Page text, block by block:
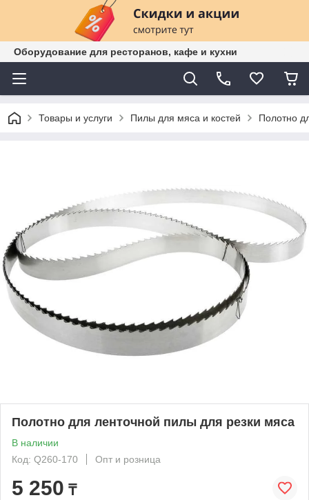
Оборудование для ресторанов, кафе и кухни
Товары и услуги Пилы для мяса и костей Полотно
Полотно для ленточной пилы для резки мяса
В наличии
Код: Q260-170
Опт и розница
5 250 ₸